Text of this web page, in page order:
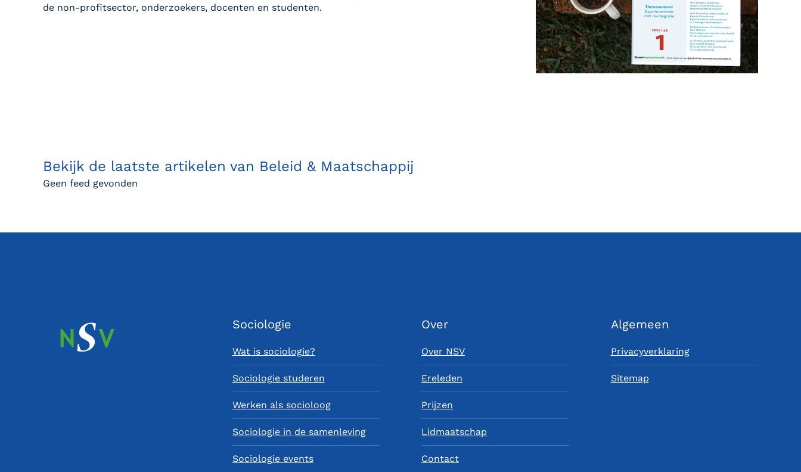
de non-profitsector, onderzoekers, docenten en studenten.
Bekijk de laatste artikelen van Beleid & Maatschappij
Geen feed gevonden
Sociologie
Wat is sociologie?
Sociologie studeren
Werken als socioloog
Sociologie in de samenleving
Sociologie events
Over
Over NSV
Ereleden
Prijzen
Lidmaatschap
Contact
Algemeen
Privacyverklaring
Sitemap